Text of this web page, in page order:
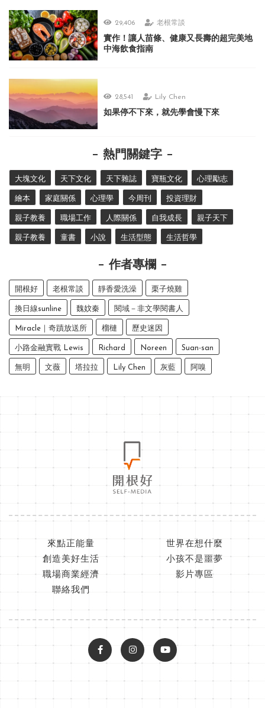
29,406 老根常談
實作！讓人苗條、健康又長壽的超完美地
中海飲食指南
28,541 Lily Chen
如果停不下來，就先學會慢下來
熱門關鍵字
大塊文化 天下文化 天下雜誌 寶瓶文化 心理勵志
繪本 家庭關係 心理學 今周刊 投資理財
親子教養 職場工作 人際關係 自我成長 親子天下
親子教養 童書 小說 生活型態 生活哲學
作者專欄
開根好 老根常談 靜香愛洗澡 栗子燒雞
換日線sunline 魏妏秦 閱域－非文學閱書人
Miracle｜奇蹟放送所 榴槤 歷史迷因
小路金融實戰 Lewis Richard Noreen Suan-san
無明 文薇 塔拉拉 Lily Chen 灰藍 阿嗅
來點正能量
世界在想什麼
創造美好生活
小孩不是噩夢
職場商業經濟
影片專區
聯絡我們